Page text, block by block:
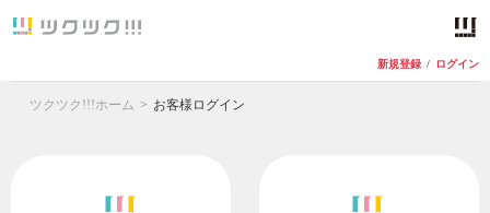
新規登録 / ログイン
ツクツク!!!ホーム お客様ログイン